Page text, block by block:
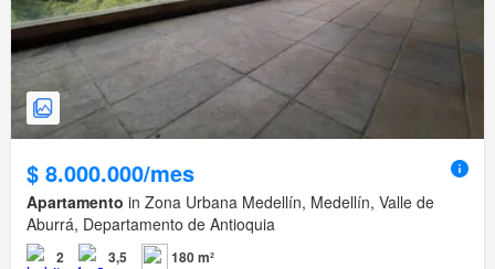
$ 8.000.000/mes
Apartamento in Zona Urbana Medellín, Medellín, Valle de
Aburrá, Departamento de Antioquia
2 3,5 180 m²